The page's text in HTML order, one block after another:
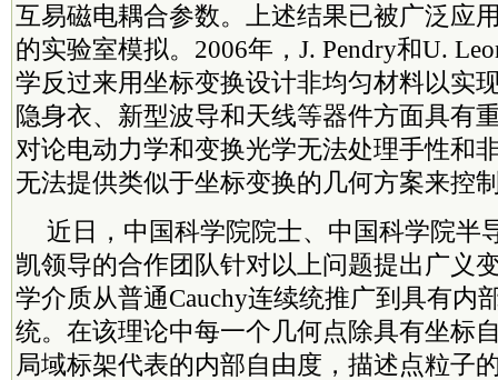
互易磁电耦合参数。上述结果已被广泛应
的实验室模拟。2006年，J. Pendry和U.
学反过来用坐标变换设计非均匀材料以实
隐身衣、新型波导和天线等器件方面具有
对论电动力学和变换光学无法处理手性和
无法提供类似于坐标变换的几何方案来控
近日，中国科学院院士、中国科学院半
凯领导的合作团队针对以上问题提出广义
学介质从普通Cauchy连续统推广到具有内
统。在该理论中每一个几何点除具有坐标
局域标架代表的内部自由度，描述点粒子